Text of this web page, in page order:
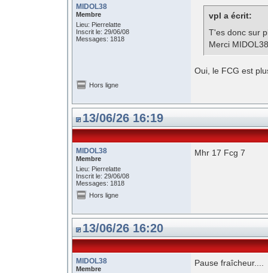
MIDOL38
Membre
Lieu: Pierrelatte
Inscrit le: 29/06/08
Messages: 1818
vpl a écrit:
T'es donc sur
Merci
Oui, le FCG est
Hors ligne
13/06/26 16:19
MIDOL38
Membre
Lieu: Pierrelatte
Inscrit le: 29/06/08
Messages: 1818
Mhr 17 Fcg 7
Hors ligne
13/06/26 16:20
MIDOL38
Membre
Pause fraîcheur....